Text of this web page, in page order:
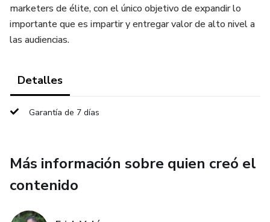
marketers de élite, con el único objetivo de expandir lo
importante que es impartir y entregar valor de alto nivel a
las audiencias.
Detalles
Garantía de 7 días
Más información sobre quien creó el
contenido